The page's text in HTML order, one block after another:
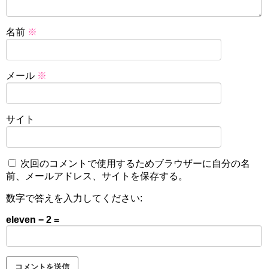
名前 ※
メール ※
サイト
次回のコメントで使用するためブラウザーに自分の名
前、メールアドレス、サイトを保存する。
数字で答えを入力してください:
eleven − 2 =